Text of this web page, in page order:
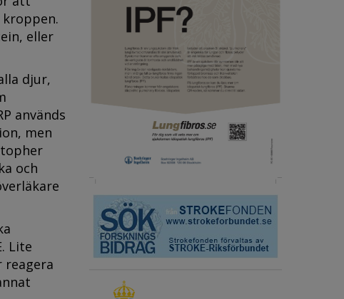
eller
djur,
används
men
och
Lite